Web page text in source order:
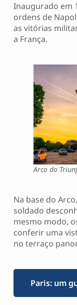
Inaugurado em
ordens de
as vitórias
a França.
Arco do
Na base do
soldado
mesmo modo,
conferir uma
no terraço
Paris: um